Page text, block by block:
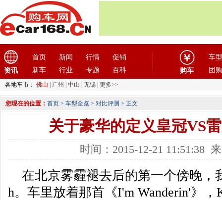
资讯
首页 新闻 行情
促销
新车
行业 专题 百科 购车
车型
团购
各地车市： 佛山 广州 中山 无锡 更多>>
您现在的位置： 首页 > 车型全览 > 对比评测 > 正文
关于豪华的定义皇冠VS
时间：2015-12-21 11:51:38
在北京雾霾褪去后的第一个傍晚，
h。车里放着那首《I'm Wanderin'》